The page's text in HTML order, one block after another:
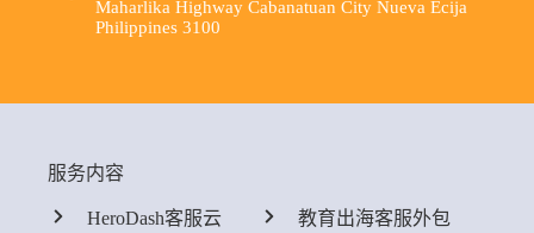
Maharlika Highway Cabanatuan City Nueva Ecija
Philippines 3100
服务内容
HeroDash客服云
教育出海客服外包